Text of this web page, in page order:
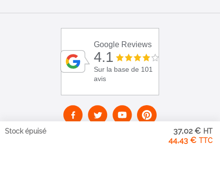
44,43 €
37,02 €
Stock épuisé
Google Reviews
4.1
Sur la base de 101
avis